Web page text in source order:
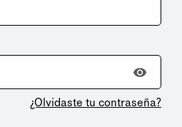
¿Olvidaste tu contraseña?